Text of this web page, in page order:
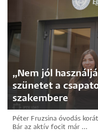
„Nem jól
szünetet a
szakembere
Péter Fruzsina óvodás
Bár az aktív focit már ...